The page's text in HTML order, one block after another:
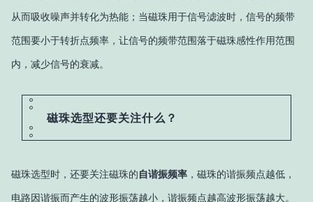
从而吸收噪声并转化为热能；当磁珠用于信号滤波时，信号的频带
范围要小于转折点频率，让信号的频带范围落于磁珠感性作用范围
内，减少信号的衰减。
磁珠选型还要关注什么？
磁珠选型时，还要关注磁珠的 自谐振频率 ，磁珠的谐振频点越低，
电路因谐振而产生的波形振荡越小，谐振频点越高波形振荡越大。